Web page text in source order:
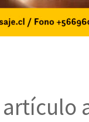
artículo